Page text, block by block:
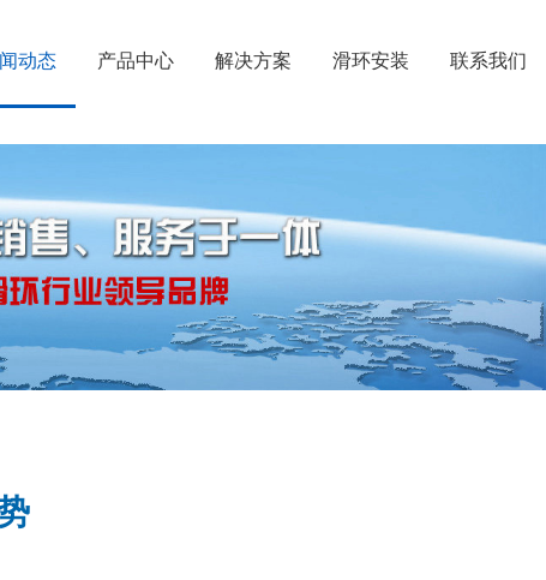
动态 产品中心 解决方案 滑环安装 联系我们